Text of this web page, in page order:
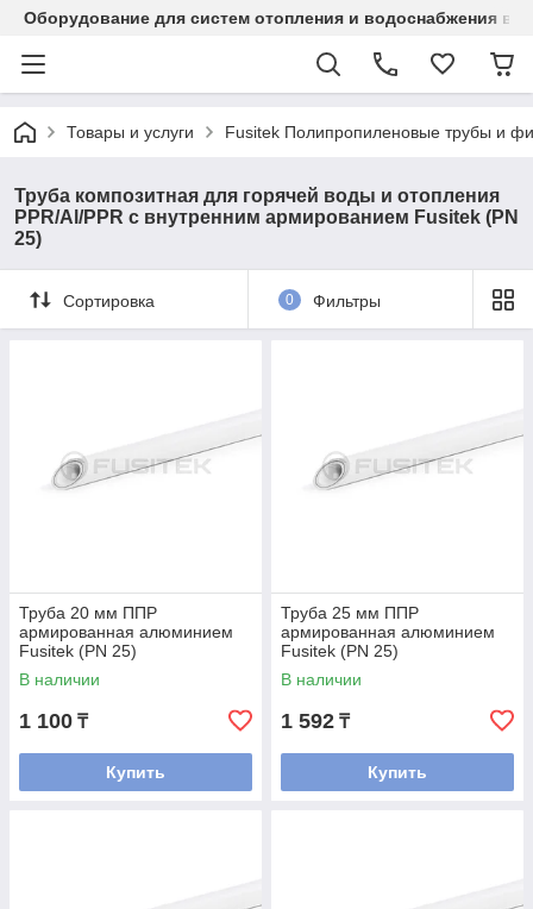
Оборудование для систем отопления и водоснабжения в
Товары и услуги Fusitek Полипропиленовые трубы и
Труба композитная для горячей воды и отопления
PPR/Al/PPR с внутренним армированием Fusitek (PN
25)
Сортировка 0 Фильтры
Труба 20 мм ППР
армированная алюминием
Fusitek (PN 25)
В наличии
1 100 ₸
Купить
Труба 25 мм ППР
армированная алюминием
Fusitek (PN 25)
В наличии
1 592 ₸
Купить